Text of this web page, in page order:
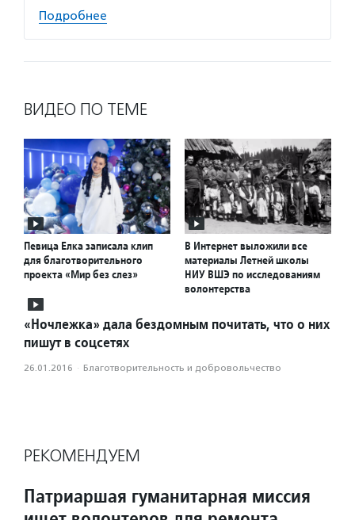
Подробнее
ВИДЕО ПО ТЕМЕ
Певица Елка записала клип
для благотворительного
проекта «Мир без слез»
В Интернет выложили все
материалы Летней школы
НИУ ВШЭ по исследованиям
волонтерства
«Ночлежка» дала бездомным почитать, что о них
пишут в соцсетях
26.01.2016 · Благотвори­тель­ность и доброволь­чест­во
РЕКОМЕНДУЕМ
Патриаршая гуманитарная миссия